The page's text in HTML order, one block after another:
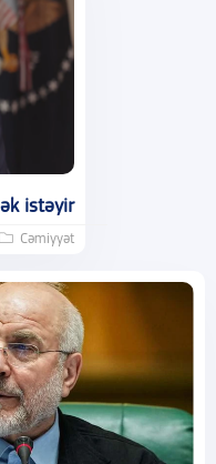
istəyir
Cəmiyyət